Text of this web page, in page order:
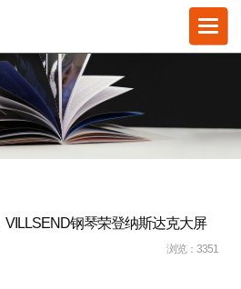
钢琴荣登纳斯达克大屏
浏览： 3351